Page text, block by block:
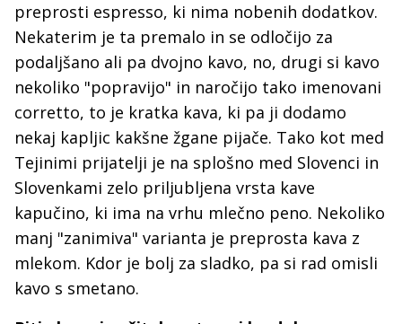
preprosti espresso, ki nima nobenih dodatkov.
Nekaterim je ta premalo in se odločijo za
podaljšano ali pa dvojno kavo, no, drugi si kavo
nekoliko "popravijo" in naročijo tako imenovani
corretto, to je kratka kava, ki pa ji dodamo
nekaj kapljic kakšne žgane pijače. Tako kot med
Tejinimi prijatelji je na splošno med Slovenci in
Slovenkami zelo priljubljena vrsta kave
kapučino, ki ima na vrhu mlečno peno. Nekoliko
manj "zanimiva" varianta je preprosta kava z
mlekom. Kdor je bolj za sladko, pa si rad omisli
kavo s smetano.